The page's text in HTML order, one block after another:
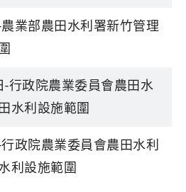
業部農田水利署新竹管理
-行政院農業委員會農田水
水利設施範圍
政院農業委員會農田水利
利設施範圍